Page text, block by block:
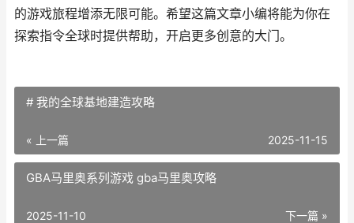
的游戏旅程增添无限可能。希望这篇文章小编将能为你在
探索指令全球时提供帮助，开启更多创意的大门。
# 我的全球基地建造攻略
« 上一篇 2025-11-15
GBA马里奥系列游戏 gba马里奥攻略
下一篇 »
2025-11-10